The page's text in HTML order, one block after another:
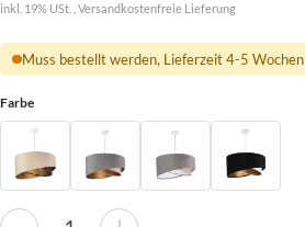
inkl. 19% USt. , Versandkostenfreie Lieferung
Muss bestellt werden, Lieferzeit 4-5 Wochen
Farbe